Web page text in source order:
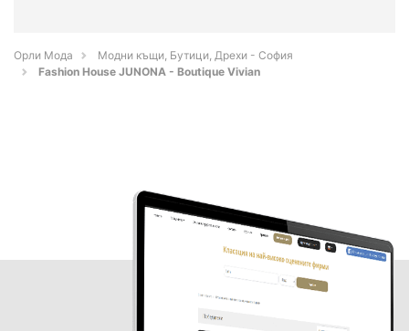
Орли Мода
Модни къщи, Бутици, Дрехи - София
Fashion House JUNONA - Boutique Vivian